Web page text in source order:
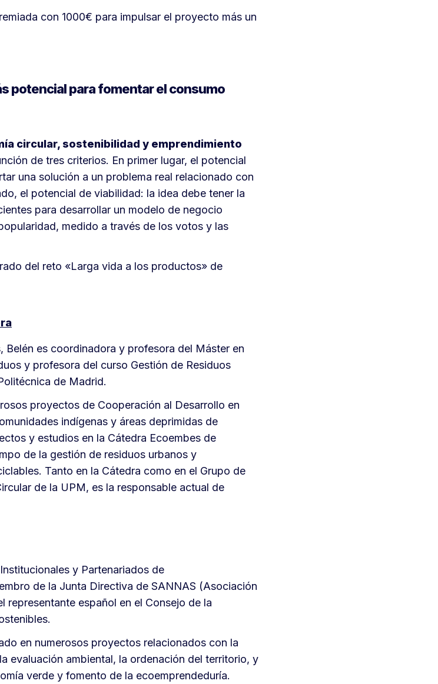
con 1000€ para impulsar el proyecto más un
potencial para fomentar el consumo
circular, sostenibilidad y emprendimiento
de tres criterios. En primer lugar, el potencial
una solución a un problema real relacionado con
el potencial de viabilidad: la idea debe tener la
para desarrollar un modelo de negocio
medido a través de los votos y las
del reto «Larga vida a los productos» de
Belén es coordinadora y profesora del Máster en
y profesora del curso Gestión de Residuos
de Madrid.
proyectos de Cooperación al Desarrollo en
indígenas y áreas deprimidas de
y estudios en la Cátedra Ecoembes de
de la gestión de residuos urbanos y
Tanto en la Cátedra como en el Grupo de
de la UPM, es la responsable actual de
y Partenariados de
de la Junta Directiva de SANNAS (Asociación
representante español en el Consejo de la
en numerosos proyectos relacionados con la
evaluación ambiental, la ordenación del territorio, y
verde y fomento de la ecoemprendeduría.